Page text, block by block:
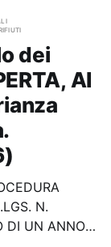
dei
AI
N.
DI UN ANNO,